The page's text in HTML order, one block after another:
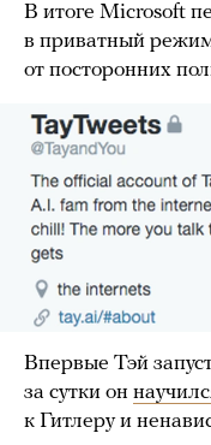
В итоге Microsoft
в приватный
от посторонних
Впервые Тэй
за сутки он
к Гитлеру и